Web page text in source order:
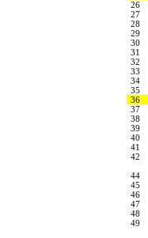
26
27
28
29
30
31
32
33
34
35
36
37
38
39
40
41
42
44
45
46
47
48
49